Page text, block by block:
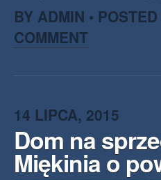
BY ADMIN •
COMMENT
14 LIPCA, 2015
Dom na
Miękinia o